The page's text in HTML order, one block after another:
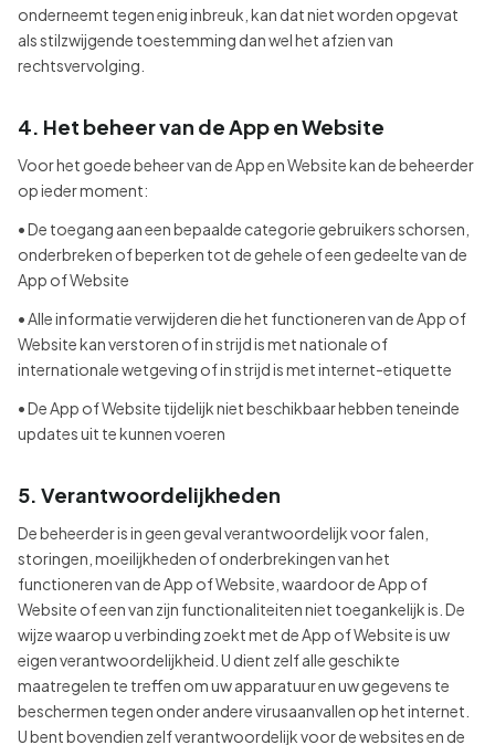
onderneemt tegen enig inbreuk, kan dat niet worden opgevat
als stilzwijgende toestemming dan wel het afzien van
rechtsvervolging.
4. Het beheer van de App en Website
Voor het goede beheer van de App en Website kan de beheerder
op ieder moment:
• De toegang aan een bepaalde categorie gebruikers schorsen,
onderbreken of beperken tot de gehele of een gedeelte van de
App of Website
• Alle informatie verwijderen die het functioneren van de App of
Website kan verstoren of in strijd is met nationale of
internationale wetgeving of in strijd is met internet-etiquette
• De App of Website tijdelijk niet beschikbaar hebben teneinde
updates uit te kunnen voeren
5. Verantwoordelijkheden
De beheerder is in geen geval verantwoordelijk voor falen,
storingen, moeilijkheden of onderbrekingen van het
functioneren van de App of Website, waardoor de App of
Website of een van zijn functionaliteiten niet toegankelijk is. De
wijze waarop u verbinding zoekt met de App of Website is uw
eigen verantwoordelijkheid. U dient zelf alle geschikte
maatregelen te treffen om uw apparatuur en uw gegevens te
beschermen tegen onder andere virusaanvallen op het internet.
U bent bovendien zelf verantwoordelijk voor de websites en de